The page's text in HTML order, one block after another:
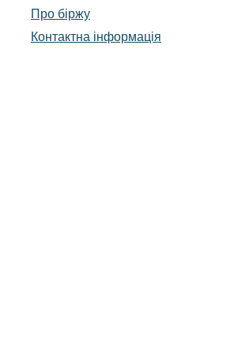
Про біржу
Контактна інформація